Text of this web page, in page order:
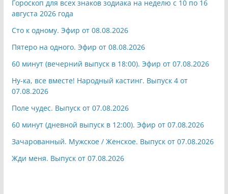
Гороскоп для всех знаков зодиака на неделю с 10 по 16
августа 2026 года
Сто к одному. Эфир от 08.08.2026
Пятеро на одного. Эфир от 08.08.2026
60 минут (вечерний выпуск в 18:00). Эфир от 07.08.2026
Ну-ка, все вместе! Народный кастинг. Выпуск 4 от
07.08.2026
Поле чудес. Выпуск от 07.08.2026
60 минут (дневной выпуск в 12:00). Эфир от 07.08.2026
Зачарованный. Мужское / Женское. Выпуск от 07.08.2026
Жди меня. Выпуск от 07.08.2026